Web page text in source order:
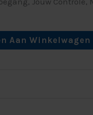
Aan Winkelwagen